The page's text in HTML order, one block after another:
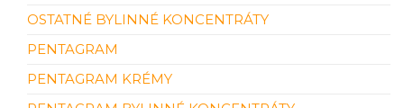
OSTATNÉ BYLINNÉ KONCENTRÁTY
PENTAGRAM
PENTAGRAM KRÉMY